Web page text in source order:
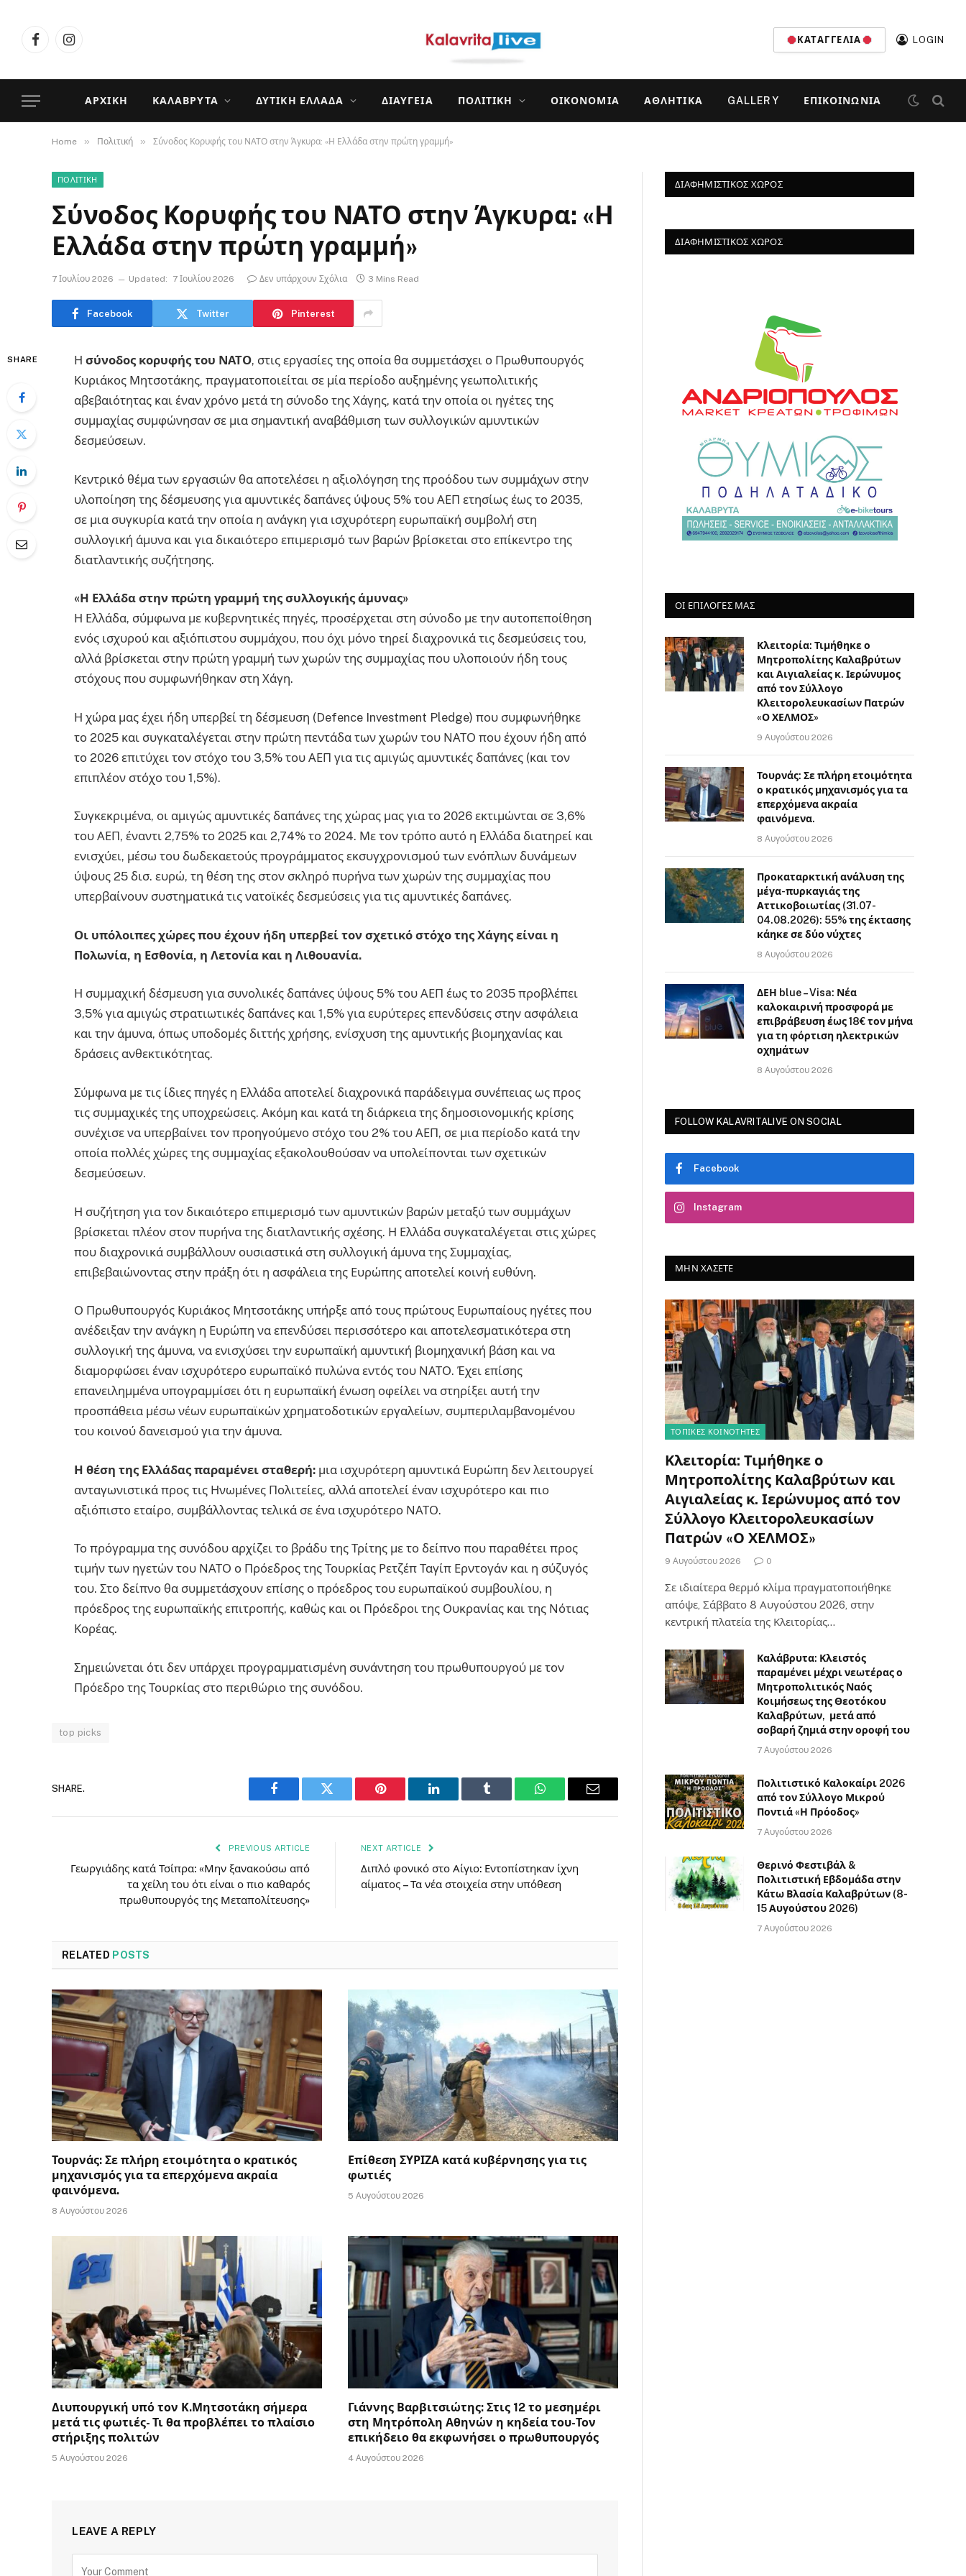
FacebookInstagram
ΚΑΤΑΓΓΕΛΊΑ LOGIN
ΑΡΧΙΚΉ ΚΑΛΆΒΡΥΤΑ ΔΥΤΙΚΉ ΕΛΛΆΔΑ ΔΙΑΎΓΕΙΑ ΠΟΛΙΤΙΚΉ ΟΙΚΟΝΟΜΊΑ ΑΘΛΗΤΙΚΆ GALLERY ΕΠΙΚΟΙΝΩΝΊΑ
Home » Πολιτική » Σύνοδος Κορυφής του ΝΑΤΟ στην Άγκυρα: «Η Ελλάδα στην πρώτη γραμμή»
ΠΟΛΙΤΙΚΉ
Σύνοδος Κορυφής του ΝΑΤΟ στην Άγκυρα: «Η
Ελλάδα στην πρώτη γραμμή»
7 Ιουλίου 2026 Updated: 7 Ιουλίου 2026 Δεν υπάρχουν Σχόλια 3 Mins Read
Facebook Twitter Pinterest
SHARE Η σύνοδος κορυφής του ΝΑΤΟ, στις εργασίες της οποία θα συμμετάσχει ο Πρωθυπουργός
Κυριάκος Μητσοτάκης, πραγματοποιείται σε μία περίοδο αυξημένης γεωπολιτικής
αβεβαιότητας και έναν χρόνο μετά τη σύνοδο της Χάγης, κατά την οποία οι ηγέτες της
συμμαχίας συμφώνησαν σε μια σημαντική αναβάθμιση των συλλογικών αμυντικών
δεσμεύσεων.
Κεντρικό θέμα των εργασιών θα αποτελέσει η αξιολόγηση της προόδου των συμμάχων στην
υλοποίηση της δέσμευσης για αμυντικές δαπάνες ύψους 5% του ΑΕΠ ετησίως έως το 2035,
σε μια συγκυρία κατά την οποία η ανάγκη για ισχυρότερη ευρωπαϊκή συμβολή στη
συλλογική άμυνα και για δικαιότερο επιμερισμό των βαρών βρίσκεται στο επίκεντρο της
διατλαντικής συζήτησης.
«Η Ελλάδα στην πρώτη γραμμή της συλλογικής άμυνας»
Η Ελλάδα, σύμφωνα με κυβερνητικές πηγές, προσέρχεται στη σύνοδο με την αυτοπεποίθηση
ενός ισχυρού και αξιόπιστου συμμάχου, που όχι μόνο τηρεί διαχρονικά τις δεσμεύσεις του,
αλλά βρίσκεται στην πρώτη γραμμή των χωρών της συμμαχίας που υλοποιούν ήδη τους
στόχους που συμφωνήθηκαν στη Χάγη.
Η χώρα μας έχει ήδη υπερβεί τη δέσμευση (Defence Investment Pledge) που συμφωνήθηκε
το 2025 και συγκαταλέγεται στην πρώτη πεντάδα των χωρών του ΝΑΤΟ που έχουν ήδη από
το 2026 επιτύχει τον στόχο του 3,5% του ΑΕΠ για τις αμιγώς αμυντικές δαπάνες (και τον
επιπλέον στόχο του 1,5%).
Συγκεκριμένα, οι αμιγώς αμυντικές δαπάνες της χώρας μας για το 2026 εκτιμώνται σε 3,6%
του ΑΕΠ, έναντι 2,75% το 2025 και 2,74% το 2024. Με τον τρόπο αυτό η Ελλάδα διατηρεί και
ενισχύει, μέσω του δωδεκαετούς προγράμματος εκσυγχρονισμού των ενόπλων δυνάμεων
ύψους 25 δισ. ευρώ, τη θέση της στον σκληρό πυρήνα των χωρών της συμμαχίας που
υπερβαίνουν συστηματικά τις νατοϊκές δεσμεύσεις για τις αμυντικές δαπάνες.
Οι υπόλοιπες χώρες που έχουν ήδη υπερβεί τον σχετικό στόχο της Χάγης είναι η
Πολωνία, η Εσθονία, η Λετονία και η Λιθουανία.
Η συμμαχική δέσμευση για συνολικές δαπάνες ύψους 5% του ΑΕΠ έως το 2035 προβλέπει
3,5% για αμιγώς στρατιωτικές δαπάνες και 1,5% για ευρύτερες επενδύσεις στην ασφάλεια
και την άμυνα, όπως υποδομές διττής χρήσης, ενίσχυση της αμυντικής βιομηχανίας και
δράσεις ανθεκτικότητας.
Σύμφωνα με τις ίδιες πηγές η Ελλάδα αποτελεί διαχρονικά παράδειγμα συνέπειας ως προς
τις συμμαχικές της υποχρεώσεις. Ακόμη και κατά τη διάρκεια της δημοσιονομικής κρίσης
συνέχισε να υπερβαίνει τον προηγούμενο στόχο του 2% του ΑΕΠ, σε μια περίοδο κατά την
οποία πολλές χώρες της συμμαχίας εξακολουθούσαν να υπολείπονται των σχετικών
δεσμεύσεων.
Η συζήτηση για τον δικαιότερο επιμερισμό των αμυντικών βαρών μεταξύ των συμμάχων
βρίσκεται πλέον στον πυρήνα της διατλαντικής σχέσης. Η Ελλάδα συγκαταλέγεται στις χώρες
που διαχρονικά συμβάλλουν ουσιαστικά στη συλλογική άμυνα της Συμμαχίας,
επιβεβαιώνοντας στην πράξη ότι η ασφάλεια της Ευρώπης αποτελεί κοινή ευθύνη.
Ο Πρωθυπουργός Κυριάκος Μητσοτάκης υπήρξε από τους πρώτους Ευρωπαίους ηγέτες που
ανέδειξαν την ανάγκη η Ευρώπη να επενδύσει περισσότερο και αποτελεσματικότερα στη
συλλογική της άμυνα, να ενισχύσει την ευρωπαϊκή αμυντική βιομηχανική βάση και να
διαμορφώσει έναν ισχυρότερο ευρωπαϊκό πυλώνα εντός του ΝΑΤΟ. Έχει επίσης
επανειλημμένα υπογραμμίσει ότι η ευρωπαϊκή ένωση οφείλει να στηρίξει αυτή την
προσπάθεια μέσω νέων ευρωπαϊκών χρηματοδοτικών εργαλείων, συμπεριλαμβανομένου
του κοινού δανεισμού για την άμυνα.
Η θέση της Ελλάδας παραμένει σταθερή: μια ισχυρότερη αμυντικά Ευρώπη δεν λειτουργεί
ανταγωνιστικά προς τις Ηνωμένες Πολιτείες, αλλά αποτελεί έναν ισχυρότερο και πιο
αξιόπιστο εταίρο, συμβάλλοντας τελικά σε ένα ισχυρότερο ΝΑΤΟ.
Το πρόγραμμα της συνόδου αρχίζει το βράδυ της Τρίτης με το δείπνο που παραθέτει προς
τιμήν των ηγετών του ΝΑΤΟ ο Πρόεδρος της Τουρκίας Ρετζέπ Ταγίπ Ερντογάν και η σύζυγός
του. Στο δείπνο θα συμμετάσχουν επίσης ο πρόεδρος του ευρωπαϊκού συμβουλίου, η
πρόεδρος της ευρωπαϊκής επιτροπής, καθώς και οι Πρόεδροι της Ουκρανίας και της Νότιας
Κορέας.
Σημειώνεται ότι δεν υπάρχει προγραμματισμένη συνάντηση του πρωθυπουργού με τον
Πρόεδρο της Τουρκίας στο περιθώριο της συνόδου.
top picks
SHARE.
Facebook Twitter Pinterest LinkedIn Tumblr WhatsAppEmail
PREVIOUS ARTICLE
Γεωργιάδης κατά Τσίπρα: «Μην ξανακούσω από
τα χείλη του ότι είναι ο πιο καθαρός
πρωθυπουργός της Μεταπολίτευσης»
NEXT ARTICLE
Διπλό φονικό στο Αίγιο: Εντοπίστηκαν ίχνη
αίματος – Τα νέα στοιχεία στην υπόθεση
RELATED POSTS
Τουρνάς: Σε πλήρη ετοιμότητα ο κρατικός
μηχανισμός για τα επερχόμενα ακραία
φαινόμενα.
8 Αυγούστου 2026
Επίθεση ΣΥΡΙΖΑ κατά κυβέρνησης για τις
φωτιές
5 Αυγούστου 2026
Διυπουργική υπό τον Κ.Μητσοτάκη σήμερα
μετά τις φωτιές- Τι θα προβλέπει το πλαίσιο
στήριξης πολιτών
5 Αυγούστου 2026
Γιάννης Βαρβιτσιώτης: Στις 12 το μεσημέρι
στη Μητρόπολη Αθηνών η κηδεία του-Τον
επικήδειο θα εκφωνήσει ο πρωθυπουργός
4 Αυγούστου 2026
LEAVE A REPLY
ΔΙΑΦΗΜΙΣΤΙΚΌΣ ΧΏΡΟΣ
ΔΙΑΦΗΜΙΣΤΙΚΌΣ ΧΏΡΟΣ
ΟΙ ΕΠΙΛΟΓΈΣ ΜΑΣ
Κλειτορία: Τιμήθηκε ο
Μητροπολίτης Καλαβρύτων
και Αιγιαλείας κ. Ιερώνυμος
από τον Σύλλογο
Κλειτορολευκασίων Πατρών
«Ο ΧΕΛΜΟΣ»
9 Αυγούστου 2026
Τουρνάς: Σε πλήρη ετοιμότητα
ο κρατικός μηχανισμός για τα
επερχόμενα ακραία
φαινόμενα.
8 Αυγούστου 2026
Προκαταρκτική ανάλυση της
μέγα-πυρκαγιάς της
Αττικοβοιωτίας (31.07-
04.08.2026): 55% της έκτασης
κάηκε σε δύο νύχτες
8 Αυγούστου 2026
ΔΕΗ blue – Visa: Νέα
καλοκαιρινή προσφορά με
επιβράβευση έως 18€ τον μήνα
για τη φόρτιση ηλεκτρικών
οχημάτων
8 Αυγούστου 2026
FOLLOW KALAVRITALIVE ON SOCIAL
Facebook
Instagram
ΜΗΝ ΧΆΣΕΤΕ
ΤΟΠΙΚΈΣ ΚΟΙΝΌΤΗΤΕΣ
Κλειτορία: Τιμήθηκε ο
Μητροπολίτης Καλαβρύτων και
Αιγιαλείας κ. Ιερώνυμος από τον
Σύλλογο Κλειτορολευκασίων
Πατρών «Ο ΧΕΛΜΟΣ»
9 Αυγούστου 2026 0
Σε ιδιαίτερα θερμό κλίμα πραγματοποιήθηκε
απόψε, Σάββατο 8 Αυγούστου 2026, στην
κεντρική πλατεία της Κλειτορίας…
Καλάβρυτα: Κλειστός
παραμένει μέχρι νεωτέρας ο
Μητροπολιτικός Ναός
Κοιμήσεως της Θεοτόκου
Καλαβρύτων, μετά από
σοβαρή ζημιά στην οροφή του
7 Αυγούστου 2026
Πολιτιστικό Καλοκαίρι 2026
από τον Σύλλογο Μικρού
Ποντιά «Η Πρόοδος»
7 Αυγούστου 2026
Θερινό Φεστιβάλ &
Πολιτιστική Εβδομάδα στην
Κάτω Βλασία Καλαβρύτων (8-
15 Αυγούστου 2026)
7 Αυγούστου 2026